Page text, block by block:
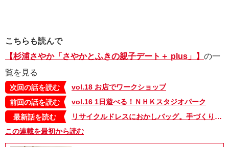
こちらも読んで
【杉浦さやか「さやかとふきの親子デート＋ plus」】 の一
覧を見る
次回の話を読む
vol.18 お店でワークショップ
前回の話を読む
vol.16 1日遊べる！ＮＨＫスタジオパーク
最新話を読む
リサイクルドレスにおかしバッグ。手づくりハロウィンを楽しもう！【杉浦さやか「さやかとふきの親子デート＋plus」】
この連載を最初から読む